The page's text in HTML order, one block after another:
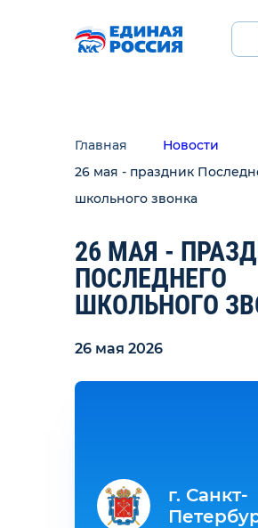
Главная
Новости
26 мая - праздник
школьного звонка
26 МАЯ -
ПОСЛЕДНЕГО
ШКОЛЬНОГО
26 мая 2026
г. Санкт-